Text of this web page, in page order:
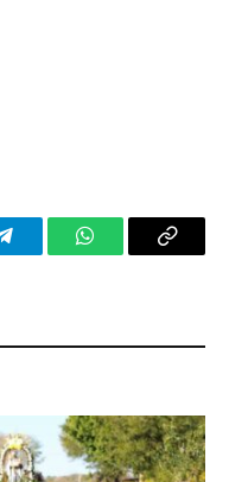
TelegramWhatsAppCopy